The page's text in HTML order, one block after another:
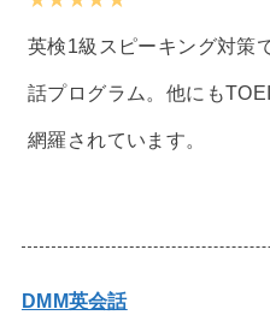
英検1級スピーキング対策
話プログラム。他にも
網羅されています。
DMM英会話